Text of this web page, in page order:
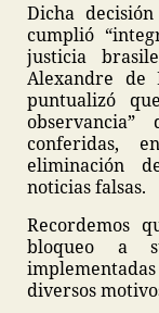
Dicha
cumplió
justicia
Alexandre de
puntualizó
conferidas,
eliminación
noticias falsas.
Recordemos
bloqueo a
diversos